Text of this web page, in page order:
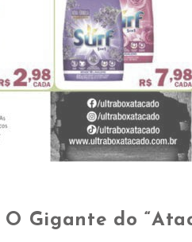
Gigante do